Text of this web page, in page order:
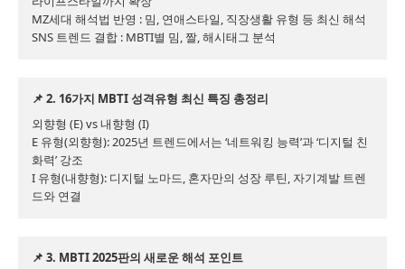
MZ세대 해석법 반영 : 밈, 연애스타일, 직장생활 유형 등 최신 해석
SNS 트렌드 결합 : MBTI별 밈, 짤, 해시태그 분석
📌 2. 16가지 MBTI 성격유형 최신 특징 총정리
외향형 (E) vs 내향형 (I)
E 유형(외향형): 2025년 트렌드에서는 ‘네트워킹 능력’과 ‘디지털 친
화력’ 강조
I 유형(내향형): 디지털 노마드, 혼자만의 성장 루틴, 자기계발 트렌
드와 연결
📌 3. MBTI 2025판의 새로운 해석 포인트